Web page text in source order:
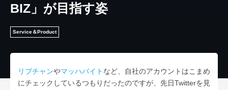
BIZ」が目指す姿
Service＆Product
リブチャンやマッハバイト など、自社のアカウントはこまめ
にチェックしているつもりだったのですが、先日Twitterを見